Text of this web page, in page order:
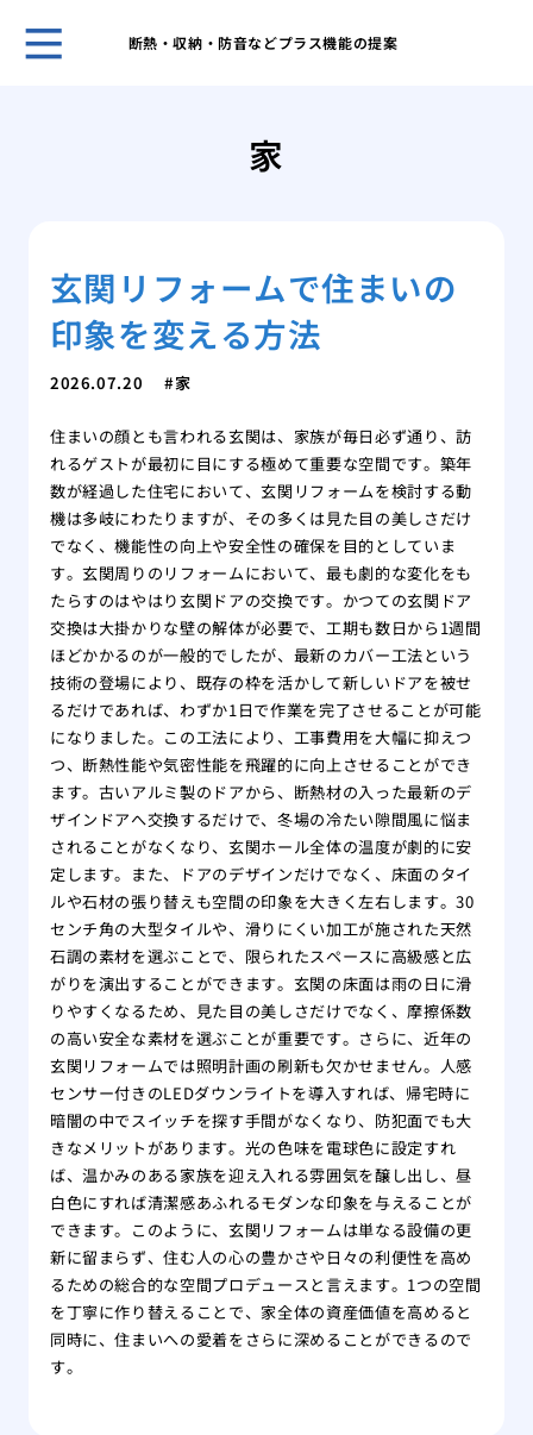
断熱・収納・防音などプラス機能の提案
家
玄関リフォームで住まいの
印象を変える方法
2026.07.20 家
住まいの顔とも言われる玄関は、家族が毎日必ず通り、訪
れるゲストが最初に目にする極めて重要な空間です。築年
数が経過した住宅において、玄関リフォームを検討する動
機は多岐にわたりますが、その多くは見た目の美しさだけ
でなく、機能性の向上や安全性の確保を目的としていま
す。玄関周りのリフォームにおいて、最も劇的な変化をも
たらすのはやはり玄関ドアの交換です。かつての玄関ドア
交換は大掛かりな壁の解体が必要で、工期も数日から1週間
ほどかかるのが一般的でしたが、最新のカバー工法という
技術の登場により、既存の枠を活かして新しいドアを被せ
るだけであれば、わずか1日で作業を完了させることが可能
になりました。この工法により、工事費用を大幅に抑えつ
つ、断熱性能や気密性能を飛躍的に向上させることができ
ます。古いアルミ製のドアから、断熱材の入った最新のデ
ザインドアへ交換するだけで、冬場の冷たい隙間風に悩ま
されることがなくなり、玄関ホール全体の温度が劇的に安
定します。また、ドアのデザインだけでなく、床面のタイ
ルや石材の張り替えも空間の印象を大きく左右します。30
センチ角の大型タイルや、滑りにくい加工が施された天然
石調の素材を選ぶことで、限られたスペースに高級感と広
がりを演出することができます。玄関の床面は雨の日に滑
りやすくなるため、見た目の美しさだけでなく、摩擦係数
の高い安全な素材を選ぶことが重要です。さらに、近年の
玄関リフォームでは照明計画の刷新も欠かせません。人感
センサー付きのLEDダウンライトを導入すれば、帰宅時に
暗闇の中でスイッチを探す手間がなくなり、防犯面でも大
きなメリットがあります。光の色味を電球色に設定すれ
ば、温かみのある家族を迎え入れる雰囲気を醸し出し、昼
白色にすれば清潔感あふれるモダンな印象を与えることが
できます。このように、玄関リフォームは単なる設備の更
新に留まらず、住む人の心の豊かさや日々の利便性を高め
るための総合的な空間プロデュースと言えます。1つの空間
を丁寧に作り替えることで、家全体の資産価値を高めると
同時に、住まいへの愛着をさらに深めることができるので
す。